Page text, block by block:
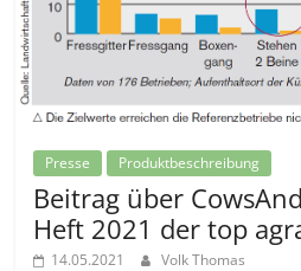
Presse Produktbeschreibung
Beitrag über
Heft 2021 der top
14.05.2021 Volk Thomas